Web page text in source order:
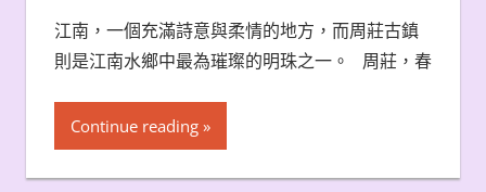
江南，一個充滿詩意與柔情的地方，而周莊古鎮
則是江南水鄉中最為璀璨的明珠之一。 周莊，春
Continue reading